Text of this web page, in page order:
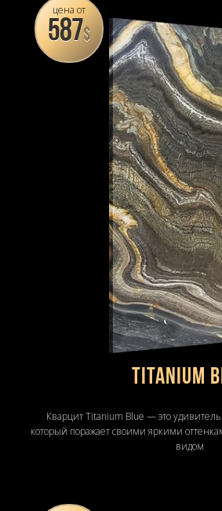
цена от
587$
Titanium
Кварцит Titanium Blue — это
который поражает своими яркими
видом